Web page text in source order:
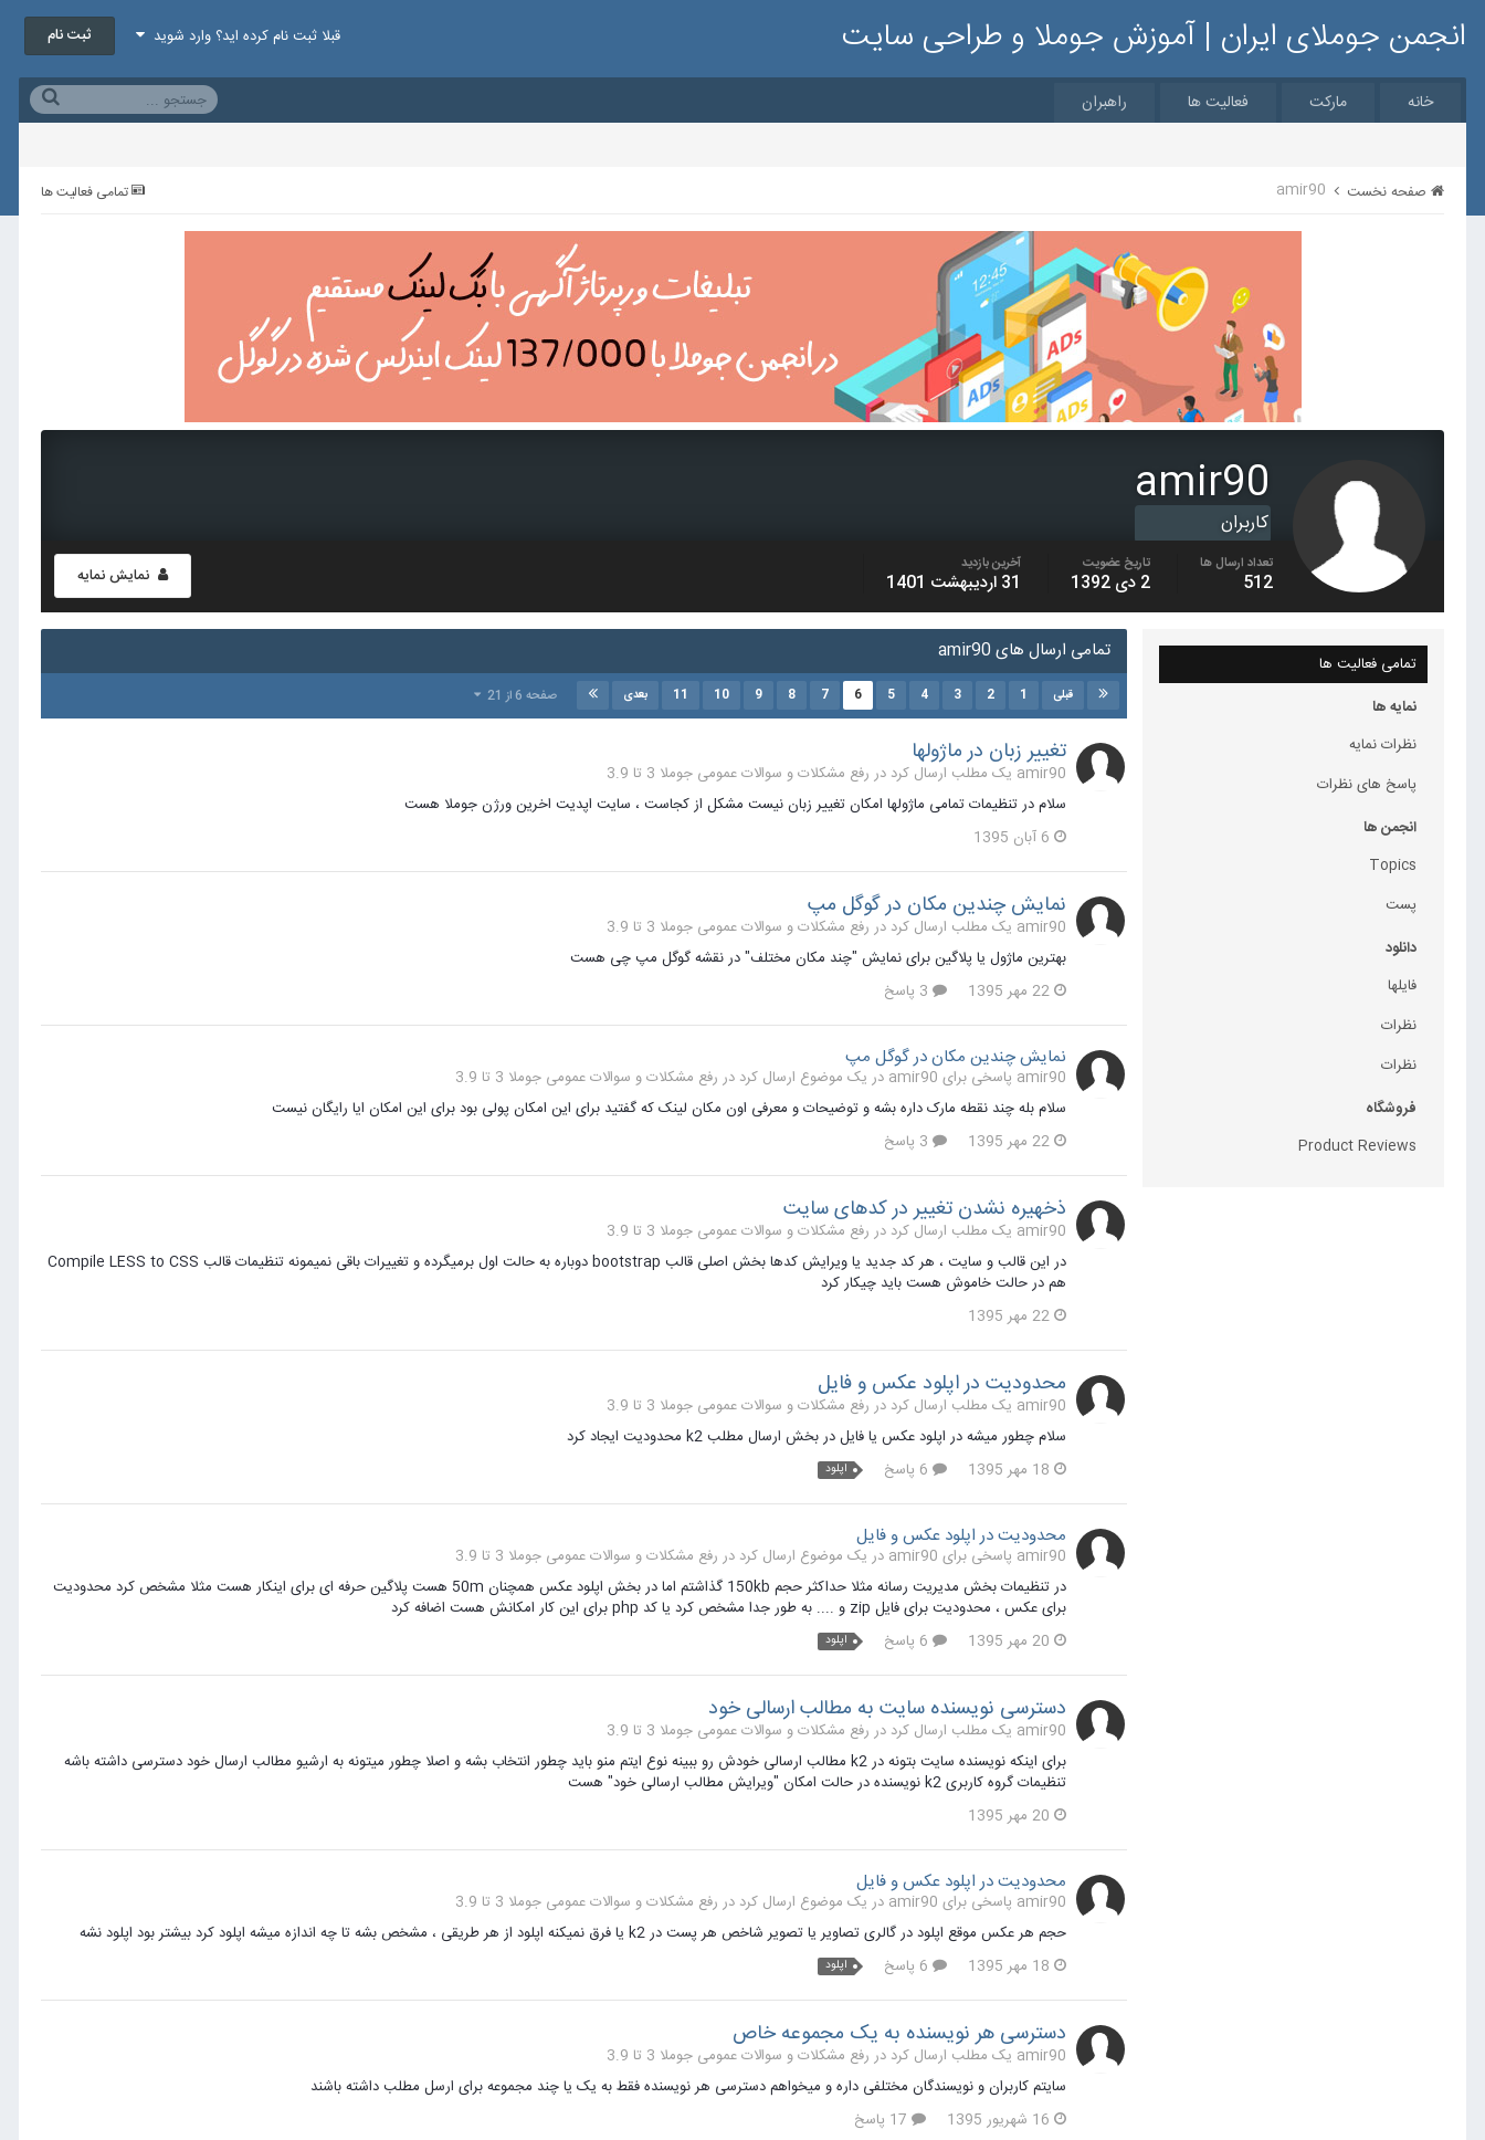
انجمن جوملای ایران | آموزش جوملا و طراحی سایت قبلا ثبت نام کرده اید؟ وارد شوید ثبت نام
خانه مارکت فعالیت ها راهبران
تمامی فعالیت ها صفحه نخست amir90
amir90
کاربران
نمایش نمایه تعداد ارسال ها
512
تاریخ عضویت
2 دی 1392
آخرین بازدید
31 اردیبهشت 1401
تمامی فعالیت ها
نمایه ها
نظرات نمایه
پاسخ های نظرات
انجمن ها
Topics
پست
دانلود
فایلها
نظرات
نظرات
فروشگاه
Product Reviews
تمامی ارسال های amir90
قبلی 1
2
3
4
5
6
7
8
9
10
11 بعدی صفحه 6 از 21
تغییر زبان در ماژولها
amir90 یک مطلب ارسال کرد در
رفع مشکلات و سوالات عمومی جوملا 3 تا 3.9
سلام در تنظیمات تمامی ماژولها امکان تغییر زبان نیست مشکل از کجاست ، سایت اپدیت اخرین ورژن جوملا هست
6 آبان 1395
نمایش چندین مکان در گوگل مپ
amir90 یک مطلب ارسال کرد در
رفع مشکلات و سوالات عمومی جوملا 3 تا 3.9
بهترین ماژول یا پلاگین برای نمایش "چند مکان مختلف" در نقشه گوگل مپ چی هست
22 مهر 1395
نمایش چندین مکان در گوگل مپ
amir90 پاسخی برای amir90 در یک موضوع ارسال کرد در
رفع مشکلات و سوالات عمومی جوملا 3 تا 3.9
سلام بله چند نقطه مارک داره بشه و توضیحات و معرفی اون مکان لینک که گفتید برای این امکان پولی بود برای این امکان ایا رایگان نیست
22 مهر 1395
ذخهیره نشدن تغییر در کدهای سایت
amir90 یک مطلب ارسال کرد در
رفع مشکلات و سوالات عمومی جوملا 3 تا 3.9
در این قالب و سایت ، هر کد جدید یا ویرایش کدها بخش اصلی قالب bootstrap دوباره به حالت اول برمیگرده و تغییرات باقی نمیمونه تنظیمات قالب Compile LESS to CSS
هم در حالت خاموش هست باید چیکار کرد
22 مهر 1395
محدودیت در اپلود عکس و فایل
amir90 یک مطلب ارسال کرد در
رفع مشکلات و سوالات عمومی جوملا 3 تا 3.9
سلام چطور میشه در اپلود عکس یا فایل در بخش ارسال مطلب k2 محدودیت ایجاد کرد
18 مهر 1395
اپلود
محدودیت در اپلود عکس و فایل
amir90 پاسخی برای amir90 در یک موضوع ارسال کرد در
رفع مشکلات و سوالات عمومی جوملا 3 تا 3.9
در تنظیمات بخش مدیریت رسانه مثلا حداکثر حجم 150kb گذاشتم اما در بخش اپلود عکس همچنان 50m هست پلاگین حرفه ای برای اینکار هست مثلا مشخص کرد محدودیت
برای عکس ، محدودیت برای فایل zip و .... به طور جدا مشخص کرد یا کد php برای این کار امکانش هست اضافه کرد
20 مهر 1395
اپلود
دسترسی نویسنده سایت به مطالب ارسالی خود
amir90 یک مطلب ارسال کرد در
رفع مشکلات و سوالات عمومی جوملا 3 تا 3.9
برای اینکه نویسنده سایت بتونه در k2 مطالب ارسالی خودش رو ببینه نوع ایتم منو باید چطور انتخاب بشه و اصلا چطور میتونه به ارشیو مطالب ارسال خود دسترسی داشته باشه
تنظیمات گروه کاربری k2 نویسنده در حالت امکان "ویرایش مطالب ارسالی خود" هست
20 مهر 1395
محدودیت در اپلود عکس و فایل
amir90 پاسخی برای amir90 در یک موضوع ارسال کرد در
رفع مشکلات و سوالات عمومی جوملا 3 تا 3.9
حجم هر عکس موقع اپلود در گالری تصاویر یا تصویر شاخص هر پست در k2 یا فرق نمیکنه اپلود از هر طریقی ، مشخص بشه تا چه اندازه میشه اپلود کرد بیشتر بود اپلود نشه
18 مهر 1395
اپلود
دسترسی هر نویسنده به یک مجموعه خاص
amir90 یک مطلب ارسال کرد در
رفع مشکلات و سوالات عمومی جوملا 3 تا 3.9
سایتم کاربران و نویسندگان مختلفی داره و میخواهم دسترسی هر نویسنده فقط به یک یا چند مجموعه برای ارسل مطلب داشته باشند
16 شهریور 1395